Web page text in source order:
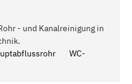
- und Kanalreinigung in
WC-